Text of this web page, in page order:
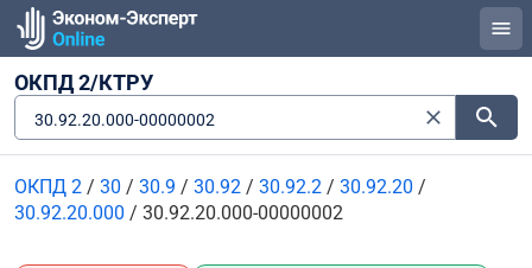
ОКПД 2/КТРУ
30.92.20.000-00000002
ОКПД 2 / 30 / 30.9 / 30.92 / 30.92.2 / 30.92.20 /
30.92.20.000 / 30.92.20.000-00000002